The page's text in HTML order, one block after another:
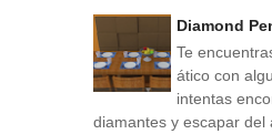
Diamond
Te
ático con
intentas
diamantes y escapar del